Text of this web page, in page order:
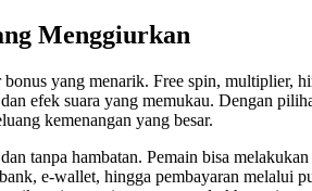
Menggiurkan
yang menarik. Free spin, multiplier,
efek suara yang memukau. Dengan
kemenangan yang besar.
tanpa hambatan. Pemain bisa
e-wallet, hingga pembayaran melalui